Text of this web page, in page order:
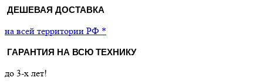
ДЕШЕВАЯ ДОСТАВКА
на всей территории РФ *
ГАРАНТИЯ НА ВСЮ ТЕХНИКУ
до 3-х лет!